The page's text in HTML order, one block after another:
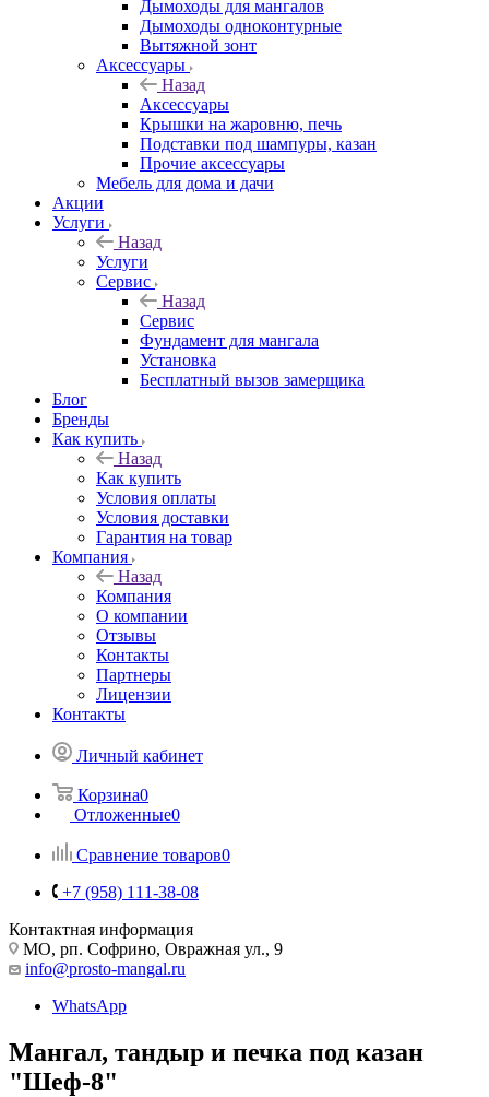
Дымоходы для мангалов
Дымоходы одноконтурные
Вытяжной зонт
Аксессуары
Назад
Аксессуары
Крышки на жаровню, печь
Подставки под шампуры, казан
Прочие аксессуары
Мебель для дома и дачи
Акции
Услуги
Назад
Услуги
Сервис
Назад
Сервис
Фундамент для мангала
Установка
Бесплатный вызов замерщика
Блог
Бренды
Как купить
Назад
Как купить
Условия оплаты
Условия доставки
Гарантия на товар
Компания
Назад
Компания
О компании
Отзывы
Контакты
Партнеры
Лицензии
Контакты
Личный кабинет
Корзина0
Отложенные0
Сравнение товаров0
+7 (958) 111-38-08
Контактная информация
МО, рп. Софрино, Овражная ул., 9
info@prosto-mangal.ru
WhatsApp
Мангал, тандыр и печка под казан
"Шеф-8"